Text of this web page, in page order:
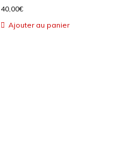
40,00€
Ajouter au panier